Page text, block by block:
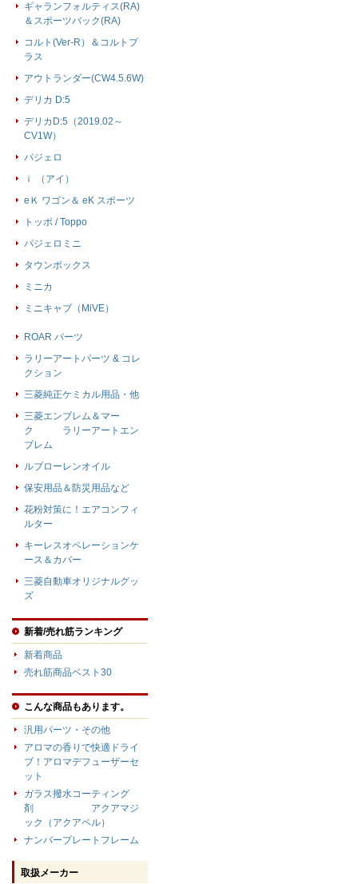
ギャランフォルティス(RA)
＆スポーツバック(RA)
コルト(Ver-R）＆コルトプ
ラス
アウトランダー(CW4.5.6W)
デリカ D:5
デリカD:5（2019.02～
CV1W）
パジェロ
ｉ （アイ）
eＫ ワゴン＆ eK スポーツ
トッポ / Toppo
パジェロミニ
タウンボックス
ミニカ
ミニキャブ（MiVE）
ROAR パーツ
ラリーアートパーツ & コレ
クション
三菱純正ケミカル用品・他
三菱エンブレム＆マー
ク ラリーアートエン
ブレム
ルブローレンオイル
保安用品＆防災用品など
花粉対策に！エアコンフィ
ルター
キーレスオペレーションケ
ース＆カバー
三菱自動車オリジナルグッ
ズ
新着/売れ筋ランキング
新着商品
売れ筋商品ベスト30
こんな商品もあります。
汎用パーツ・その他
アロマの香りで快適ドライ
ブ！アロマデフューザーセ
ット
ガラス撥水コーティング
剤 アクアマジ
ック（アクアペル）
ナンバープレートフレーム
取扱メーカー